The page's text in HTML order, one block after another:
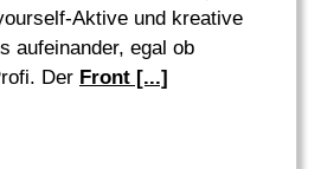
Aktive und kreative
aufeinander, egal ob
Der Front [...]